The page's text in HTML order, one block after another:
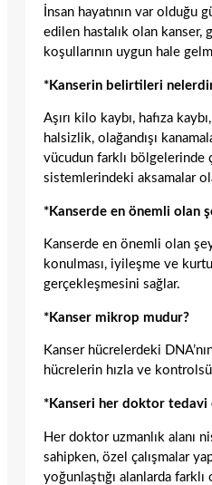
İnsan hayatının var olduğu
edilen hastalık olan kanser,
koşullarının uygun hale
*Kanserin belirtileri
Aşırı kilo kaybı, hafıza
halsizlik, olağandışı
vücudun farklı bölgelerinde
sistemlerindeki aksamalar
*Kanserde en önemli olan
Kanserde en önemli olan
konulması, iyileşme ve
gerçekleşmesini sağlar.
*Kanser mikrop mudur?
Kanser hücrelerdeki
hücrelerin hızla ve
*Kanseri her doktor tedavi
Her doktor uzmanlık alanı
sahipken, özel çalışmalar
yoğunlaştığı alanlarda